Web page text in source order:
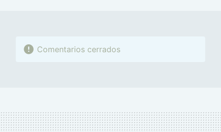
Comentarios cerrados